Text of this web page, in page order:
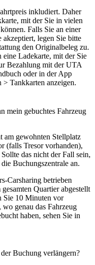
inkludiert. Daher
mit der Sie in vielen
Falls Sie an einer
legen Sie bitte
den Originalbeleg zu.
Ladekarte, mit der Sie
Bezahlung mit der UTA
oder in der App
Tankkarten anzeigen.
mein gebuchtes Fahrzeug
am gewohnten Stellplatz
(falls Tresor vorhanden),
das nicht der Fall sein,
Buchungszentrale an.
Carsharing betrieben
Quartier abgestellt
Sie 10 Minuten vor
genau das Fahrzeug
haben, sehen Sie in
Buchung verlängern?